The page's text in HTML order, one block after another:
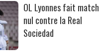
OL Lyonnes fait match
nul contre la Real
Sociedad